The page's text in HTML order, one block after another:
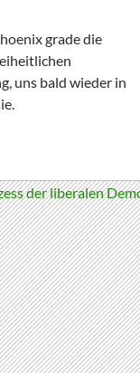
grade die
uns bald wieder in